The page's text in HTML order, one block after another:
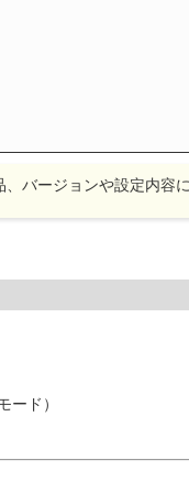
バージョンや設定内容
ード）